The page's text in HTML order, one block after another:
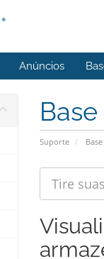
Anúncios
Suporte